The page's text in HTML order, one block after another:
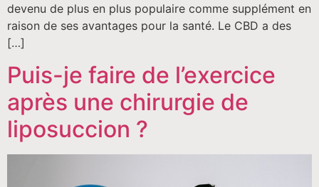
devenu de plus en plus populaire comme supplément en
raison de ses avantages pour la santé. Le CBD a des
[…]
Puis-je faire de l’exercice
après une chirurgie de
liposuccion ?